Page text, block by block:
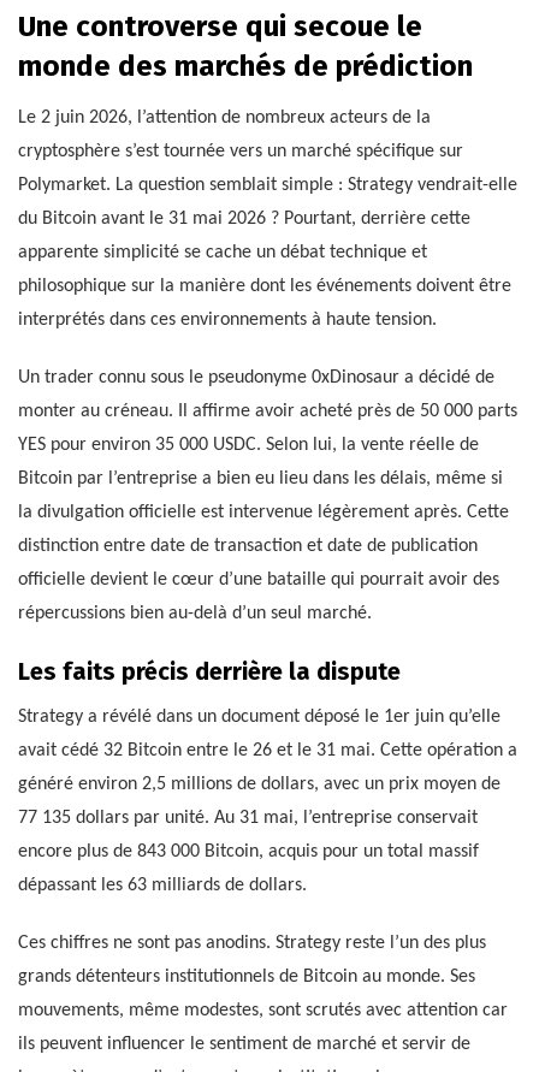
Une controverse qui secoue le
monde des marchés de prédiction
Le 2 juin 2026, l’attention de nombreux acteurs de la
cryptosphère s’est tournée vers un marché spécifique sur
Polymarket. La question semblait simple : Strategy vendrait-elle
du Bitcoin avant le 31 mai 2026 ? Pourtant, derrière cette
apparente simplicité se cache un débat technique et
philosophique sur la manière dont les événements doivent être
interprétés dans ces environnements à haute tension.
Un trader connu sous le pseudonyme 0xDinosaur a décidé de
monter au créneau. Il affirme avoir acheté près de 50 000 parts
YES pour environ 35 000 USDC. Selon lui, la vente réelle de
Bitcoin par l’entreprise a bien eu lieu dans les délais, même si
la divulgation officielle est intervenue légèrement après. Cette
distinction entre date de transaction et date de publication
officielle devient le cœur d’une bataille qui pourrait avoir des
répercussions bien au-delà d’un seul marché.
Les faits précis derrière la dispute
Strategy a révélé dans un document déposé le 1er juin qu’elle
avait cédé 32 Bitcoin entre le 26 et le 31 mai. Cette opération a
généré environ 2,5 millions de dollars, avec un prix moyen de
77 135 dollars par unité. Au 31 mai, l’entreprise conservait
encore plus de 843 000 Bitcoin, acquis pour un total massif
dépassant les 63 milliards de dollars.
Ces chiffres ne sont pas anodins. Strategy reste l’un des plus
grands détenteurs institutionnels de Bitcoin au monde. Ses
mouvements, même modestes, sont scrutés avec attention car
ils peuvent influencer le sentiment de marché et servir de